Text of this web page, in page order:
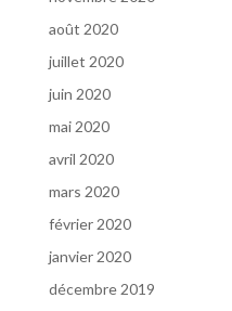
août 2020
juillet 2020
juin 2020
mai 2020
avril 2020
mars 2020
février 2020
janvier 2020
décembre 2019